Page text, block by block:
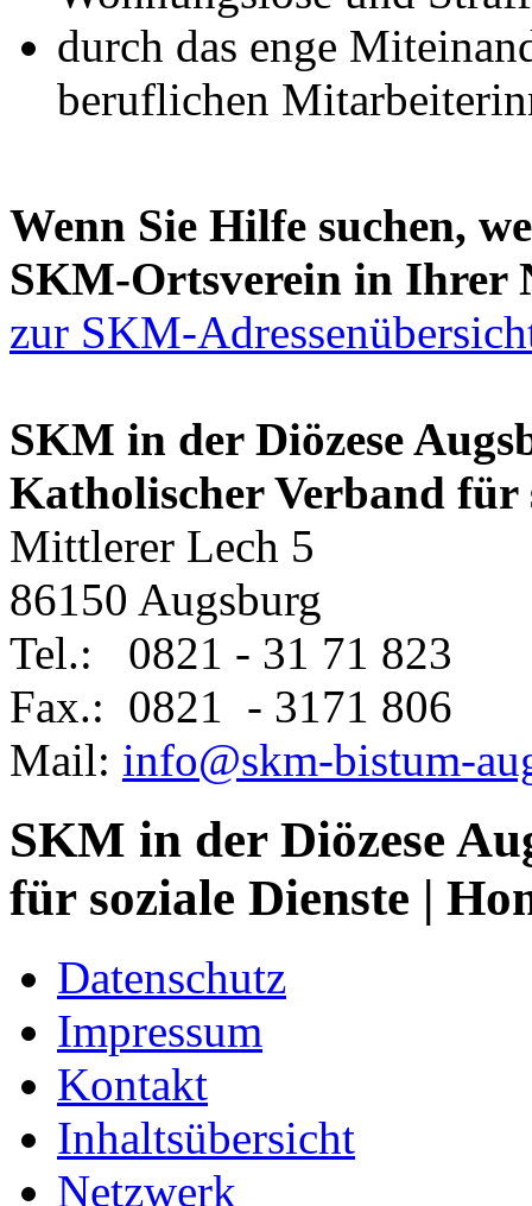
durch das enge
beruflichen
Wenn Sie Hilfe suchen,
SKM-Ortsverein in Ihrer
zur SKM-
SKM in der Diözese
Katholischer Verband für
Mittlerer Lech 5
86150 Augsburg
Tel.: 0821 - 31 71 823
Fax.: 0821 - 3171 806
Mail: info@skm-bistum-
SKM in der Diözese
für soziale Dienste |
Datenschutz
Impressum
Kontakt
Inhaltsübersicht
Netzwerk